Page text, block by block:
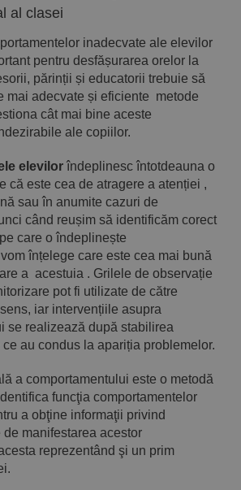
al clasei
inadecvate ale elevilor
pentru desfășurarea orelor la
părinții și educatorii trebuie să
mai adecvate și eficiente metode
cât mai bine aceste
ale copiilor.
elevilor îndeplinesc întotdeauna o
că este cea de atragere a atenției ,
sau în anumite cazuri de
când reușim să identificăm corect
care o îndeplinește
înțelege care este cea mai bună
a acestuia . Grilele de observație
pot fi utilizate de către
iar intervențiile asupra
se realizează după stabilirea
au condus la apariția problemelor.
a comportamentului este o metodă
funcţia comportamentelor
a obţine informaţii privind
manifestarea acestor
reprezentând şi un prim